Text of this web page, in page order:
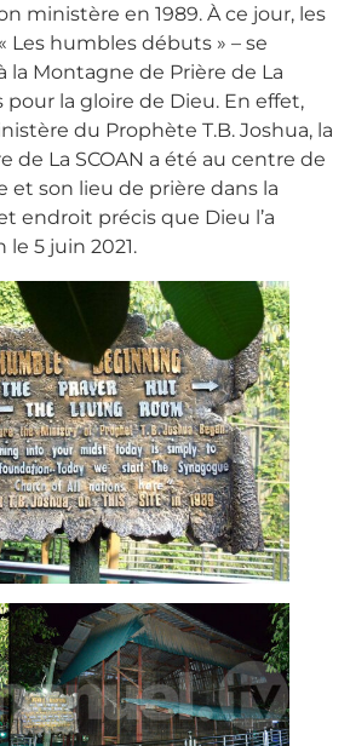
ministère en 1989. À ce jour, les
Les humbles débuts » – se
Montagne de Prière de La
pour la gloire de Dieu. En effet,
du Prophète T.B. Joshua, la
de La SCOAN a été au centre de
et son lieu de prière dans la
endroit précis que Dieu l’a
le 5 juin 2021.